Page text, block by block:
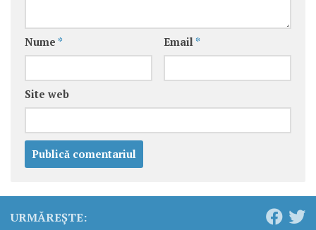
Nume * Email *
Site web
URMĂREȘTE: